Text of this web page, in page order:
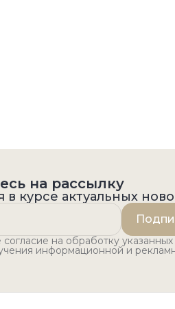
на рассылку
в курсе актуальных
на обработку указанных
информационной и